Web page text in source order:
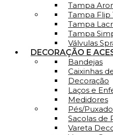
Tampa
Tampa Flip
Tampa
Tampa
Válvulas
DECORAÇÃO E
Bandejas
Caixinhas
Decoração
Laços e
Medidores
Pés/
Sacolas de
Vareta